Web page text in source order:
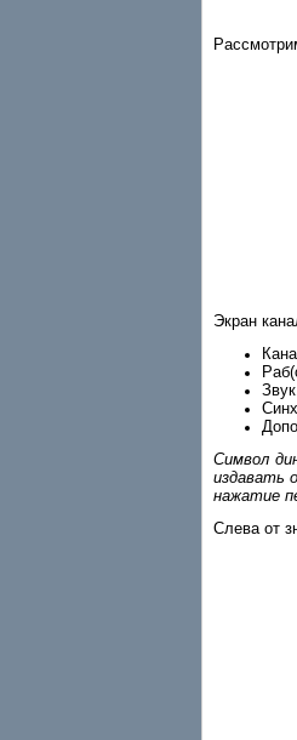
Экран
Символ
издавать
нажатие
Слева от